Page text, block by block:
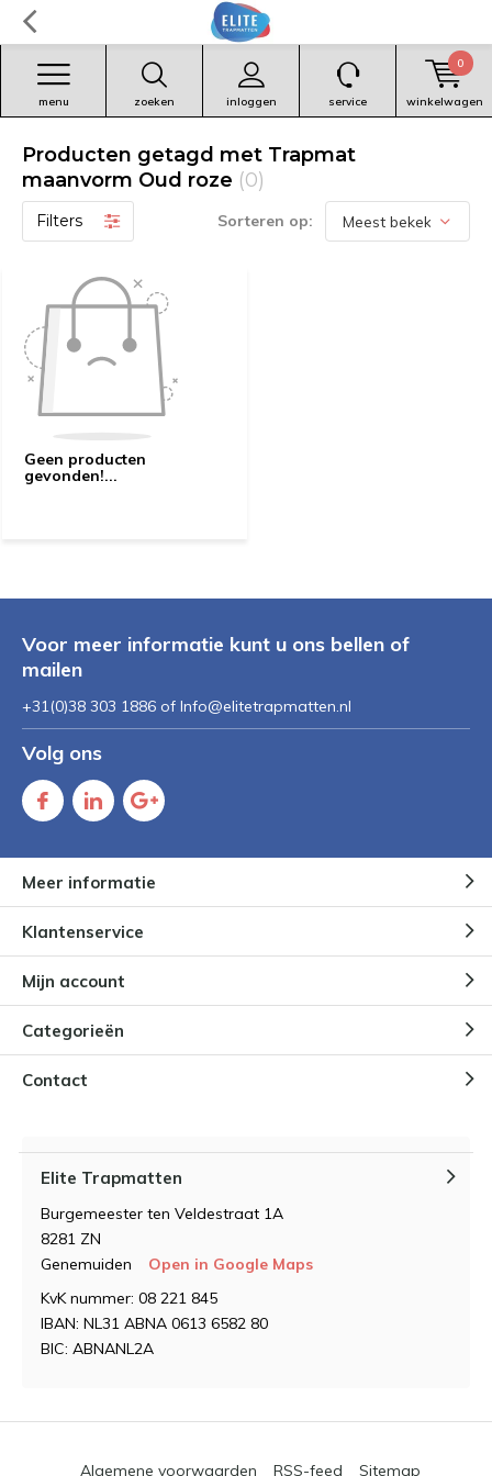
zoeken inloggen
menu service winkelwagen
0
Producten getagd met Trapmat
maanvorm Oud roze (0)
Filters Sorteren op:
Geen producten
gevonden!...
Voor meer informatie kunt u ons bellen of
mailen
+31(0)38 303 1886 of Info@elitetrapmatten.nl
Volg ons
Meer informatie
Klantenservice
Mijn account
Categorieën
Contact
Elite Trapmatten
Burgemeester ten Veldestraat 1A
8281 ZN
Genemuiden
Open in Google Maps
KvK nummer: 08 221 845
IBAN: NL31 ABNA 0613 6582 80
BIC: ABNANL2A
Algemene voorwaarden RSS-feed Sitemap